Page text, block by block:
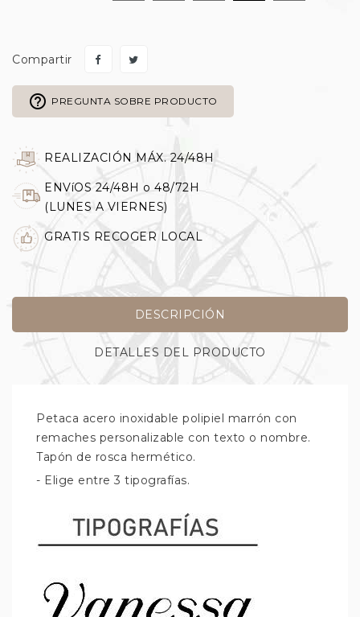
Compartir
help_outline PREGUNTA SOBRE PRODUCTO
REALIZACIÓN MÁX. 24/48H
ENVíOS 24/48H o 48/72H
(LUNES A VIERNES)
GRATIS RECOGER LOCAL
DESCRIPCIÓN
DETALLES DEL PRODUCTO
Petaca acero inoxidable polipiel marrón con
remaches personalizable con texto o nombre.
Tapón de rosca hermético.
- Elige entre 3 tipografías.